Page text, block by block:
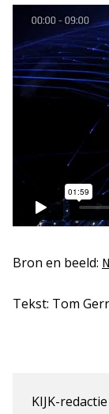
Bron en beeld:
Tekst: Tom
KIJK-redactie